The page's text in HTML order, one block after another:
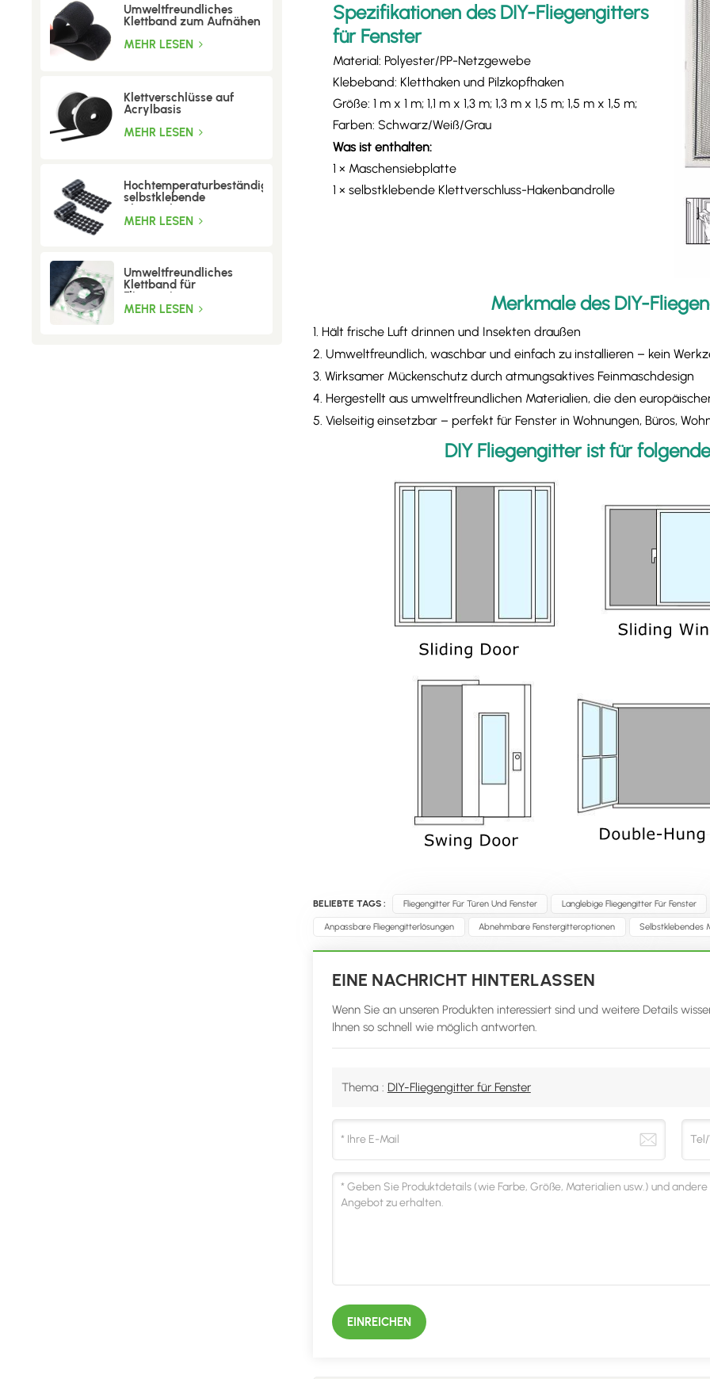
Umweltfreundliches
Klettband zum Aufnähen
MEHR LESEN
Klettverschlüsse auf
Acrylbasis
MEHR LESEN
Hochtemperaturbeständige
selbstklebende
Klettpunkte
MEHR LESEN
Umweltfreundliches
Klettband für
Fliegengitter
MEHR LESEN
Spezifikationen des DIY-Fliegengitters
für Fenster
Material: Polyester/PP-Netzgewebe
Klebeband: Kletthaken und Pilzkopfhaken
Größe: 1 m x 1 m; 1,1 m x 1,3 m; 1,3 m x 1,5 m; 1,5 m x 1,5 m;
Farben: Schwarz/Weiß/Grau
Was ist enthalten:
1 × Maschensiebplatte
1 × selbstklebende Klettverschluss-Hakenbandrolle
Merkmale des DIY-
1. Hält frische Luft drinnen und Insekten draußen
2. Umweltfreundlich, waschbar und einfach zu installieren – kein
​3. Wirksamer Mückenschutz durch atmungsaktives Feinmaschdesign​
4. Hergestellt aus umweltfreundlichen Materialien, die den
5. Vielseitig einsetzbar – perfekt für Fenster in Wohnungen, Büros,
DIY Fliegengitter ist für
BELIEBTE TAGS : Fliegengitter Für Türen Und Fenster Langlebige Fliegengitter Für Fenster
Anpassbare Fliegengitterlösungen Abnehmbare Fenstergitteroptionen Selbstklebendes
EINE NACHRICHT HINTERLASSEN
Wenn Sie an unseren Produkten interessiert sind und weitere Details
Ihnen so schnell wie möglich antworten.
Thema : DIY-Fliegengitter für Fenster
EINREICHEN